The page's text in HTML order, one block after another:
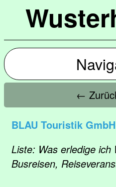
←
BLAU Touristik GmbH
Liste: Was erledige ich
Busreisen,